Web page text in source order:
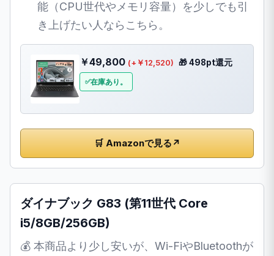
能（CPU世代やメモリ容量）を少しでも引
き上げたい人ならこちら。
￥49,800 (+￥12,520) 🎁 498pt還元
在庫あり。
🛒 Amazonで見る ↗
ダイナブック G83 (第11世代 Core
i5/8GB/256GB)
💰 本商品より少し安いが、Wi-FiやBluetoothが